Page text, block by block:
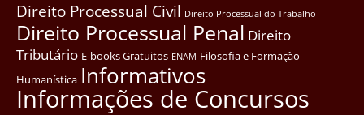
Direito Processual Civil Direito Processual do Trabalho
Direito Processual Penal Direito
Tributário E-books Gratuitos ENAM Filosofia e Formação
Humanística Informativos
Informações de Concursos